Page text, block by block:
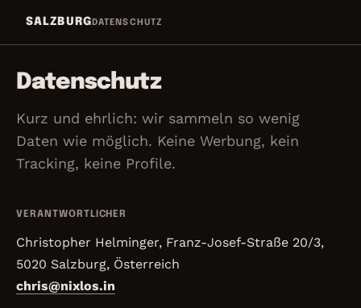
SALZBURG DATENSCHUTZ
Datenschutz
Kurz und ehrlich: wir sammeln so wenig
Daten wie möglich. Keine Werbung, kein
Tracking, keine Profile.
VERANTWORTLICHER
Christopher Helminger, Franz-Josef-Straße 20/3,
5020 Salzburg, Österreich
chris@nixlos.in